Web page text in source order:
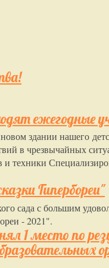
ежегодные
здании нашего
в чрезвычайных
и техники
Гипербореи"
сада с большим
- 2021".
1 место по